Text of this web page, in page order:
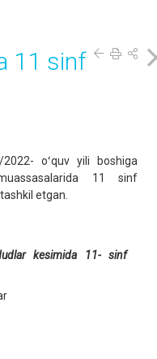
11 sinf
oʻquv yili boshiga
11 sinf
etgan.
kesimida 11- sinf